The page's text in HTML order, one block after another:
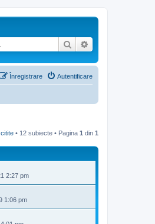
Căutare
Autentificare
Înregistrare
• 12 subiecte • Pagina 1 din 1
2:27 pm
1:06 pm